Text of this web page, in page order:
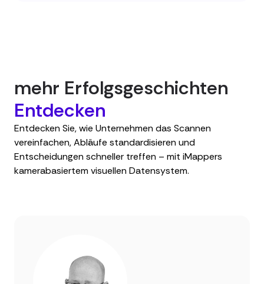
mehr Erfolgsgeschichten
Entdecken
Entdecken Sie, wie Unternehmen das Scannen
vereinfachen, Abläufe standardisieren und
Entscheidungen schneller treffen – mit iMappers
kamerabasiertem visuellen Datensystem.